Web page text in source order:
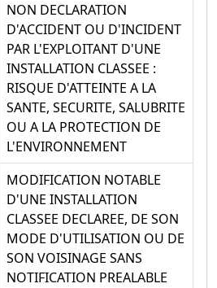
NON DECLARATION
D'ACCIDENT OU D'INCIDENT
PAR L'EXPLOITANT D'UNE
INSTALLATION CLASSEE :
RISQUE D'ATTEINTE A LA
SANTE, SECURITE, SALUBRITE
OU A LA PROTECTION DE
L'ENVIRONNEMENT
MODIFICATION NOTABLE
D'UNE INSTALLATION
CLASSEE DECLAREE, DE SON
MODE D'UTILISATION OU DE
SON VOISINAGE SANS
NOTIFICATION PREALABLE